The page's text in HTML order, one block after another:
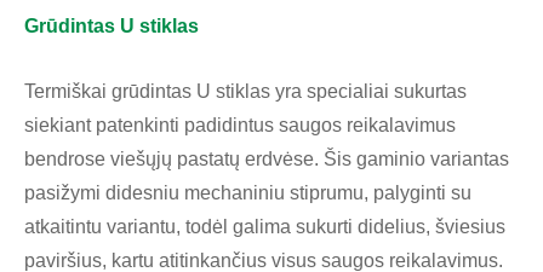
Grūdintas U stiklas
Termiškai grūdintas U stiklas yra specialiai sukurtas
siekiant patenkinti padidintus saugos reikalavimus
bendrose viešųjų pastatų erdvėse. Šis gaminio variantas
pasižymi didesniu mechaniniu stiprumu, palyginti su
atkaitintu variantu, todėl galima sukurti didelius, šviesius
paviršius, kartu atitinkančius visus saugos reikalavimus.